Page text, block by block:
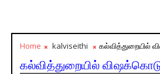
Home kalviseithi கல்வித்துறையில்
கல்வித்துறையில்